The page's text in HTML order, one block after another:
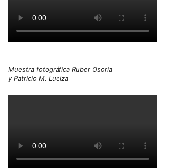
Muestra fotográfica Ruber Osoria
y Patricio M. Lueiza